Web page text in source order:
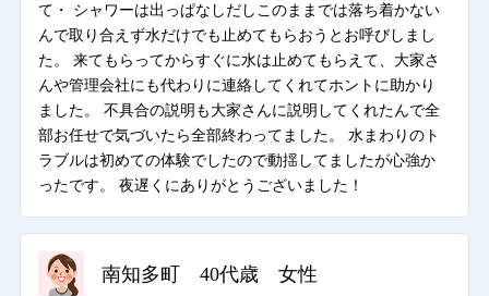
て・ シャワーは出っぱなしだしこのままでは落ち着かない
んで取り合えず水だけでも止めてもらおうとお呼びしまし
た。 来てもらってからすぐに水は止めてもらえて、大家さ
んや管理会社にも代わりに連絡してくれてホントに助かり
ました。 不具合の説明も大家さんに説明してくれたんで全
部お任せで気づいたら全部終わってました。 水まわりのト
ラブルは初めての体験でしたので動揺してましたが心強か
ったです。 夜遅くにありがとうございました！
南知多町 40代歳 女性